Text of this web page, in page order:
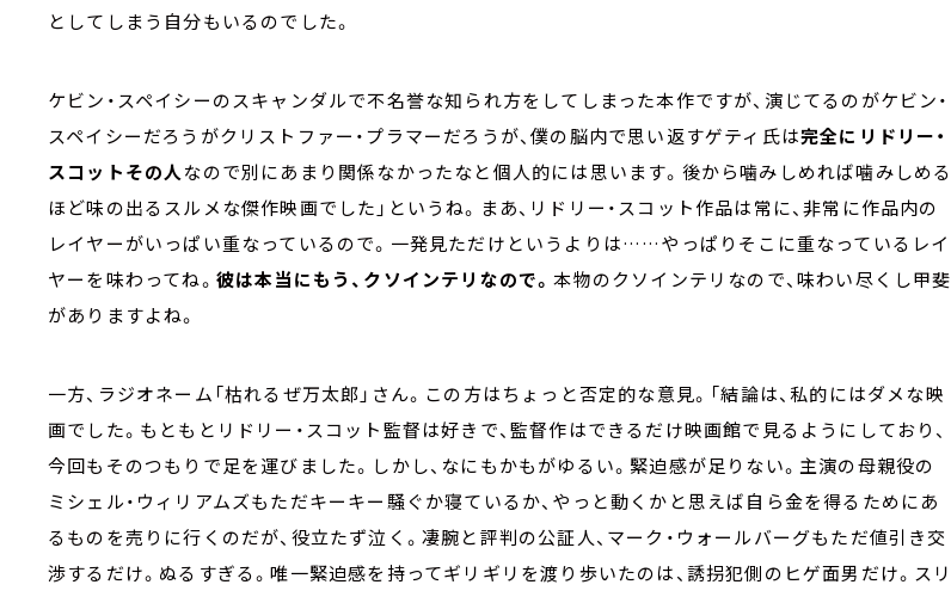
としてしまう自分もいるのでした。
ケビン・スペイシーのスキャンダルで不名誉な知られ方をしてしまった本作ですが、演じてるのがケビン・
スペイシーだろうがクリストファー・プラマーだろうが、僕の脳内で思い返すゲティ氏は完全にリドリー・
スコットその人 なので別にあまり関係なかったなと個人的には思います。後から噛みしめれば噛みしめる
ほど味の出るスルメな傑作映画でした」というね。まあ、リドリー・スコット作品は常に、非常に作品内の
レイヤーがいっぱい重なっているので。一発見ただけというよりは……やっぱりそこに重なっているレイ
ヤーを味わってね。 彼は本当にもう、クソインテリなので。本物のクソインテリなので、味わい尽くし甲斐
がありますよね。
一方、ラジオネーム「枯れるぜ万太郎」さん。この方はちょっと否定的な意見。「結論は、私的にはダメな映
画でした。もともとリドリー・スコット監督は好きで、監督作はできるだけ映画館で見るようにしており、
今回もそのつもりで足を運びました。しかし、なにもかもがゆるい。緊迫感が足りない。主演の母親役の
ミシェル・ウィリアムズもただキーキー騒ぐか寝ているか、やっと動くかと思えば自ら金を得るためにあ
るものを売りに行くのだが、役立たず泣く。凄腕と評判の公証人、マーク・ウォールバーグもただ値引き交
渉するだけ。ぬるすぎる。唯一緊迫感を持ってギリギリを渡り歩いたのは、誘拐犯側のヒゲ面男だけ。スリ